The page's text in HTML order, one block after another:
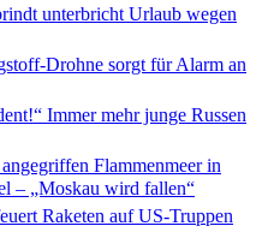
unterbricht Urlaub wegen
Drohne sorgt für Alarm an
Immer mehr junge Russen
Flammenmeer in
– „Moskau wird fallen“
Raketen auf US-Truppen